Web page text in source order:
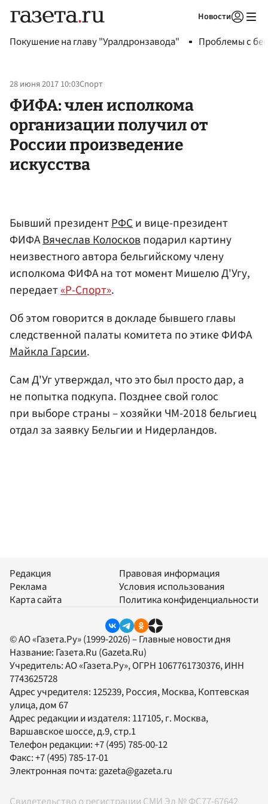
Новости
Покушение на главу "Уралдронзавода" Проблемы с
28 июня 2017 10:03Спорт
ФИФА: член исполкома
организации получил от
России произведение
искусства
Бывший президентРФСи вице-президент
ФИФАВячеслав Колосковподарил картину
неизвестного автора бельгийскому члену
исполкома ФИФА на тот момент Мишелю Д'Угу,
передает«Р-Спорт».
Об этом говорится в докладе бывшего главы
следственной палаты комитета по этике ФИФА
Майкла Гарсии.
Сам Д'Уг утверждал, что это был просто дар, а
не попытка подкупа. Позднее свой голос
при выборе страны – хозяйки ЧМ-2018 бельгиец
отдал за заявку Бельгии и Нидерландов.
Редакция
Реклама
Карта сайта
Правовая информация
Условия использования
Политика конфиденциальности
© АО «Газета.Ру» (1999-2026) – Главные новости дня
Название: Газета.Ru (Gazeta.Ru)
Учредитель:АО «Газета.Ру», ОГРН 1067761730376, ИНН
7743625728
Адрес учредителя: 125239, Россия, Москва, Коптевская
улица, дом 67
Адрес редакции и издателя: 117105, г. Москва,
Варшавское шоссе, д.9, стр.1
Телефон редакции:+7 (495) 785-00-12
Факс:+7 (495) 785-17-01
Электронная почта:gazeta@gazeta.ru